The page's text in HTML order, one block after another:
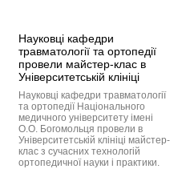
Науковці кафедри
травматології та ортопедії
провели майстер-клас в
Університетській клініці
Науковці кафедри травматології
та ортопедії Національного
медичного університету імені
О.О. Богомольця провели в
Університетській клініці майстер-
клас з сучасних технологій
ортопедичної науки і практики.